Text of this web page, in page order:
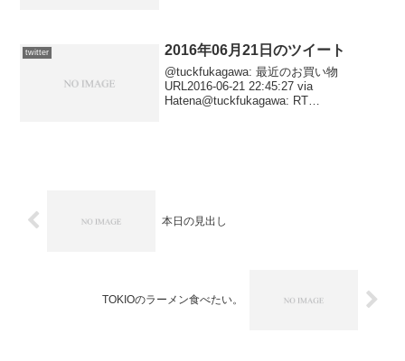
twitter 2016年06月21日のツイート
@tuckfukagawa: 最近のお買い物
URL2016-06-21 22:45:27 via
Hatena@tuckfukagawa: RT
本日の見出し
TOKIOのラーメン食べたい。